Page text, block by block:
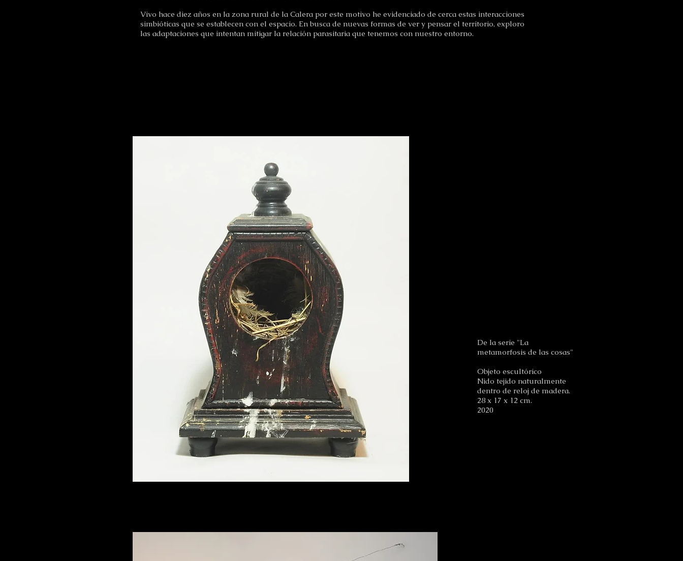
Vivo hace diez años en la zona rural de la Calera por este motivo he evidenciado de cerca estas interacciones
simbióticas que se establecen con el espacio. En busca de nuevas formas de ver y pensar el territorio, exploro
las adaptaciones que intentan mitigar la relación parasitaria que tenemos con nuestro entorno.
De la serie "La
metamorfosis de las cosas"
Objeto escultórico
Nido tejido naturalmente
dentro de reloj de madera.
28 x 17 x 12 cm.
2020